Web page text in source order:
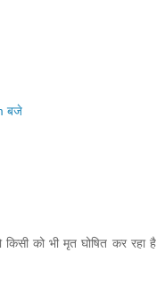
बजे
को भी मृत घोषित कर रहा है